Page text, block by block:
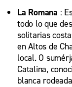
La Romana :
todo lo que
solitarias
en Altos de
local. O
Catalina,
blanca